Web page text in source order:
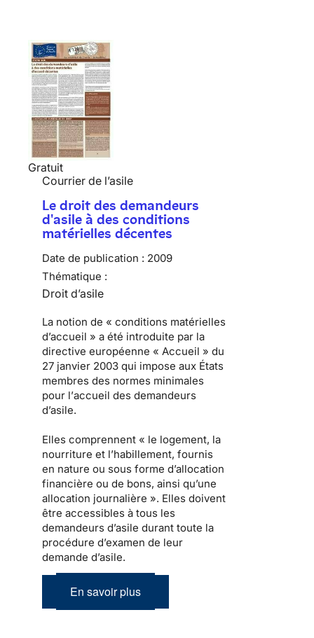
Gratuit
Courrier de l’asile
Le droit des demandeurs
d'asile à des conditions
matérielles décentes
Date de publication : 2009
Thématique :
Droit d’asile
La notion de « conditions matérielles
d’accueil » a été introduite par la
directive européenne « Accueil » du
27 janvier 2003 qui impose aux États
membres des normes minimales
pour l’accueil des demandeurs
d’asile.
Elles comprennent « le logement, la
nourriture et l’habillement, fournis
en nature ou sous forme d’allocation
financière ou de bons, ainsi qu’une
allocation journalière ». Elles doivent
être accessibles à tous les
demandeurs d’asile durant toute la
procédure d’examen de leur
demande d’asile.
En savoir plus